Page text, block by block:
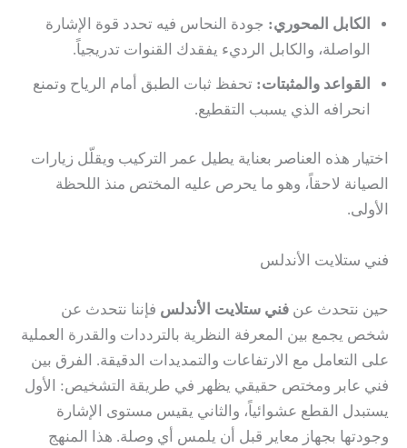
الكابل المحوري: جودة النحاس فيه تحدد قوة الإشارة
الواصلة، والكابل الرديء يفقدك القنوات تدريجياً.
القواعد والمثبتات: تحفظ ثبات الطبق أمام الرياح وتمنع
انحرافه الذي يسبب التقطيع.
اختيار هذه العناصر بعناية يطيل عمر التركيب ويقلّل زيارات
الصيانة لاحقاً، وهو ما يحرص عليه المختص منذ اللحظة
الأولى.
فني ستلايت الأندلس
حين نتحدث عن فني ستلايت الأندلس فإننا نتحدث عن
شخص يجمع بين المعرفة النظرية بالترددات والقدرة العملية
على التعامل مع الارتفاعات والتمديدات الدقيقة. الفرق بين
فني عابر ومختص حقيقي يظهر في طريقة التشخيص: الأول
يستبدل القطع عشوائياً، والثاني يقيس مستوى الإشارة
وجودتها بجهاز معاير قبل أن يلمس أي وصلة. هذا المنهج